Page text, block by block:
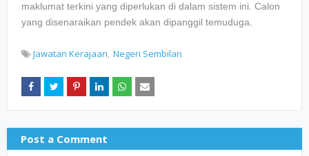
maklumat terkini yang diperlukan di dalam sistem ini. Calon
yang disenaraikan pendek akan dipanggil temuduga.
Jawatan Kerajaan Negeri Sembilan
Post a Comment